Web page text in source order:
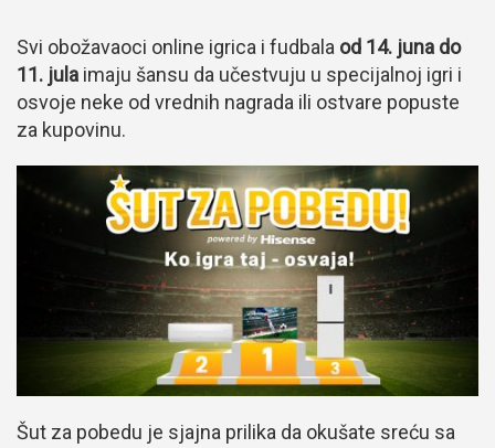
Svi obožavaoci online igrica i fudbala od 14. juna do
11. jula imaju šansu da učestvuju u specijalnoj igri i
osvoje neke od vrednih nagrada ili ostvare popuste
za kupovinu.
Šut za pobedu je sjajna prilika da okušate sreću sa